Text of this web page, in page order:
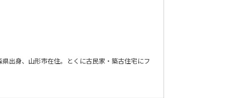
出身、山形市在住。とくに古民家・築古住宅にフ